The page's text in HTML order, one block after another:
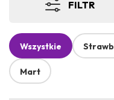
FILTR
Wszystkie
Mart